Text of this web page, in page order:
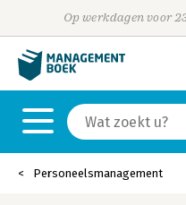
Op werkdagen voor
Personeelsmanagement